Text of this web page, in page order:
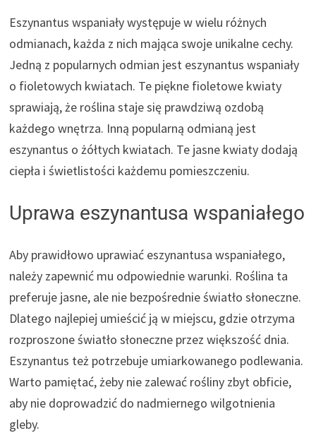
Eszynantus wspaniały występuje w wielu różnych
odmianach, każda z nich mająca swoje unikalne cechy.
Jedną z popularnych odmian jest eszynantus wspaniały
o fioletowych kwiatach. Te piękne fioletowe kwiaty
sprawiają, że roślina staje się prawdziwą ozdobą
każdego wnętrza. Inną popularną odmianą jest
eszynantus o żółtych kwiatach. Te jasne kwiaty dodają
ciepła i świetlistości każdemu pomieszczeniu.
Uprawa eszynantusa wspaniałego
Aby prawidłowo uprawiać eszynantusa wspaniałego,
należy zapewnić mu odpowiednie warunki. Roślina ta
preferuje jasne, ale nie bezpośrednie światło słoneczne.
Dlatego najlepiej umieścić ją w miejscu, gdzie otrzyma
rozproszone światło słoneczne przez większość dnia.
Eszynantus też potrzebuje umiarkowanego podlewania.
Warto pamiętać, żeby nie zalewać rośliny zbyt obficie,
aby nie doprowadzić do nadmiernego wilgotnienia
gleby.